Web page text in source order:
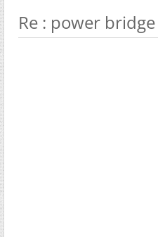
Re : power bridge